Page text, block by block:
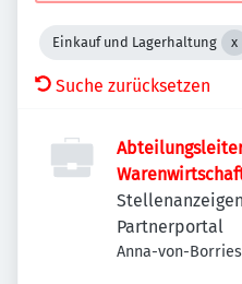
Einkauf und Lagerhaltung
Suche zurücksetzen
Partnerportal
Anna-von-